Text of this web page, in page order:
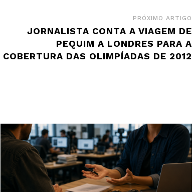
PRÓXIMO ARTIGO
JORNALISTA CONTA A VIAGEM DE
PEQUIM A LONDRES PARA A
COBERTURA DAS OLIMPÍADAS DE 2012